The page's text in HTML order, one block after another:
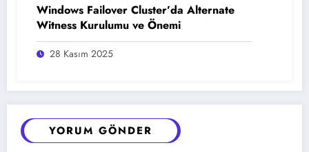
Windows Failover Cluster’da Alternate
Witness Kurulumu ve Önemi
28 Kasım 2025
YORUM GÖNDER